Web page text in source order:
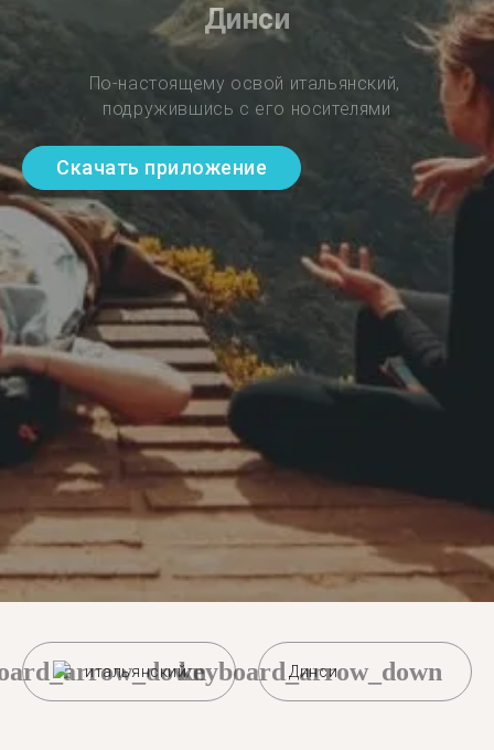
Динси
По-настоящему освой итальянский,
подружившись с его носителями
Скачать приложение
итальянский Динси
keyboard_arrow_down